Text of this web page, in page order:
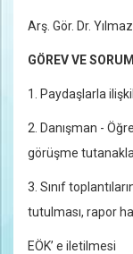
Arş. Gör. Dr.
GÖREV VE
1. Paydaşlarla
2. Danışman -
görüşme
3. Sınıf
tutulması, rapor
EÖK’ e iletilmesi